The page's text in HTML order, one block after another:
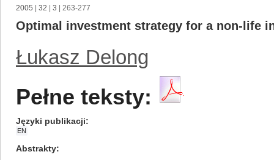
2005 32 3 | 263-277
Optimal investment strategy for a non-life
Łukasz Delong
Pełne teksty:
Języki publikacji
EN
Abstrakty